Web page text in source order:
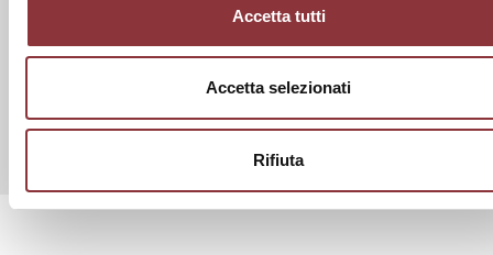
Accetta tutti
Accetta selezionati
Rifiuta